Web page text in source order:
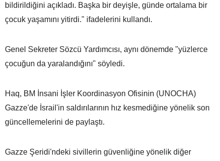
bildirildiğini açıkladı. Başka bir deyişle, günde ortalama bir
çocuk yaşamını yitirdi." ifadelerini kullandı.
Genel Sekreter Sözcü Yardımcısı, aynı dönemde "yüzlerce
çocuğun da yaralandığını" söyledi.
Haq, BM İnsani İşler Koordinasyon Ofisinin (UNOCHA)
Gazze'de İsrail'in saldırılarının hız kesmediğine yönelik son
güncellemelerini de paylaştı.
Gazze Şeridi'ndeki sivillerin güvenliğine yönelik diğer